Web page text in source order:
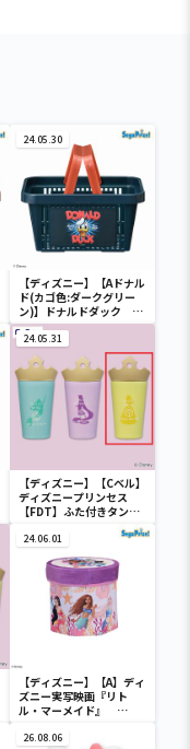
24.05.30
【ディズニー】【Aドナル
ド(カゴ色:ダークグリー
ン)】ドナルドダック ミ
ニメッシュカゴ
24.05.31
【ディズニー】【Cベル】
ディズニープリンセス
【FDT】ふた付きタンブ
24.06.01
【ディズニー】【A】ディ
ズニー実写映画『リト
ル・マーメイド』
チェアー
26.08.06